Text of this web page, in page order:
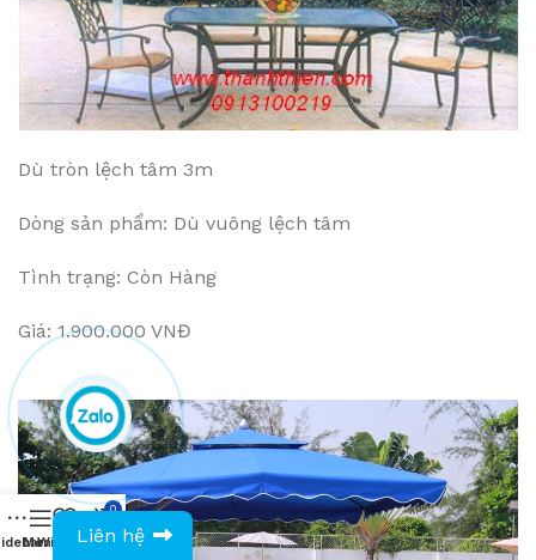
Dù tròn lệch tâm 3m
Dòng sản phẩm: Dù vuông lệch tâm
Tình trạng: Còn Hàng
Giá: 1.900.000 VNĐ
MenuWishlistCompare
0
Cart
Liên hệ
0943594386